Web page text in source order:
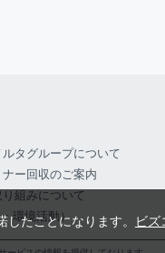
タグループについて
ー回収のご案内
組みについて
環境活動）
たことになります。 ビ